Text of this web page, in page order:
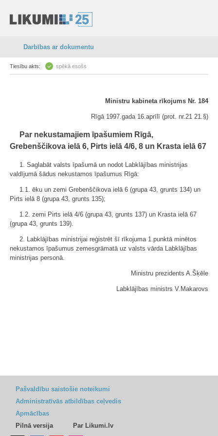
Darbības ar dokumentu
Tiesību akts: spēkā esošs
Ministru kabineta rīkojums Nr. 184
Rīgā 1997.gada 16.aprīlī (prot. nr.21 21.§)
Par nekustamajiem īpašumiem Rīgā,
Grebenščikova ielā 6, Pirts ielā 4/6, 8 un Krasta ielā 67
1. Saglabāt valsts īpašumā un nodot Labklājības ministrijas
valdījumā šādus nekustamos īpašumus Rīgā:
1.1. ēku un zemi Grebenščikova ielā 6 (grupa 43, grunts 134) un
Pirts ielā 8 (grupa 43, grunts 135);
1.2. zemi Pirts ielā 4/6 (grupa 43, grunts 137) un Krasta ielā 67
(grupa 43, grunts 139).
2. Labklājības ministrijai reģistrēt šī rīkojuma 1.punktā minētos
nekustamos īpašumus zemesgrāmatā uz valsts vārda Labklājības
ministrijas personā.
Ministru prezidents A.Šķēle
Labklājības ministrs V.Makarovs
Pašvaldību saistošie noteikumi
Administratīvās atbildības ceļvedis
Apmācības
Pilnā versija
Par Likumi.lv